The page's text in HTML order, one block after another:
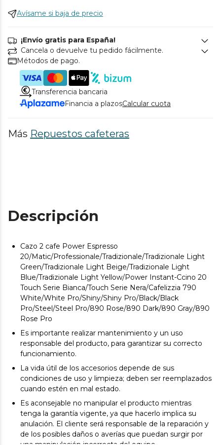
Avísame si baja de precio
¡Envío gratis para España!
Cancela o devuelve tu pedido fácilmente.
Métodos de pago.
Transferencia bancaria
Financia a plazosCalcular cuota
Más Repuestos cafeteras
Descripción
Cazo 2 cafe Power Espresso
20/Matic/Professionale/Tradizionale/Tradizionale Light
Green/Tradizionale Light Beige/Tradizionale Light
Blue/Tradizionale Light Yellow/Power Instant-Ccino 20
Touch Serie Bianca/Touch Serie Nera/Cafelizzia 790
White/White Pro/Shiny/Shiny Pro/Black/Black
Pro/Steel/Steel Pro/890 Rose/890 Dark/890 Gray/890
Rose Pro
Es importante realizar mantenimiento y un uso
responsable del producto, para garantizar su correcto
funcionamiento.
La vida útil de los accesorios depende de sus
condiciones de uso y limpieza; deben ser reemplazados
cuando estén en mal estado.
Es aconsejable no manipular el producto mientras
tenga la garantía vigente, ya que hacerlo implica su
anulación. El cliente será responsable de la reparación y
de los posibles daños o averías que puedan surgir por